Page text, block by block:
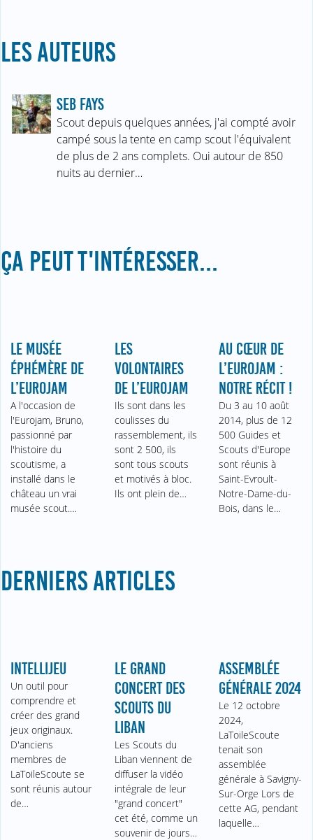
LES AUTEURS
SEB FAYS
Scout depuis quelques années, j'ai compté avoir
campé sous la tente en camp scout l'équivalent
de plus de 2 ans complets. Oui autour de 850
nuits au dernier…
ÇA PEUT T'INTÉRESSER...
LE MUSÉE
ÉPHÉMÈRE DE
L’EUROJAM
A l'occasion de
l'Eurojam, Bruno,
passionné par
l'histoire du
scoutisme, a
installé dans le
château un vrai
musée scout.…
LES
VOLONTAIRES
DE L’EUROJAM
Ils sont dans les
coulisses du
rassemblement, ils
sont 2 500, ils
sont tous scouts
et motivés à bloc.
Ils ont plein de…
AU CŒUR DE
L’EUROJAM :
NOTRE RÉCIT !
Du 3 au 10 août
2014, plus de 12
500 Guides et
Scouts d'Europe
sont réunis à
Saint-Evroult-
Notre-Dame-du-
Bois, dans le…
DERNIERS ARTICLES
INTELLIJEU
Un outil pour
comprendre et
créer des grand
jeux originaux.
D'anciens
membres de
LaToileScoute se
sont réunis autour
de…
LE GRAND
CONCERT DES
SCOUTS DU
LIBAN
Les Scouts du
Liban viennent de
diffuser la vidéo
intégrale de leur
"grand concert"
cet été, comme un
souvenir de jours…
ASSEMBLÉE
GÉNÉRALE 2024
Le 12 octobre
2024,
LaToileScoute
tenait son
assemblée
générale à Savigny-
Sur-Orge Lors de
cette AG, pendant
laquelle…